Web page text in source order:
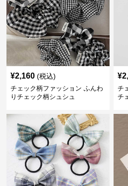
¥2,160 (税込)
チェック柄ファッション ふんわ
りチェック柄シュシュ
¥
チ
チ